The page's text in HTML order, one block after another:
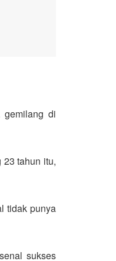
gemilang di
tahun itu,
tidak punya
sukses